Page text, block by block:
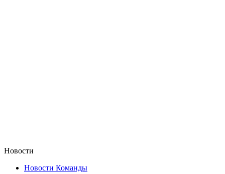
Новости
Новости Команды